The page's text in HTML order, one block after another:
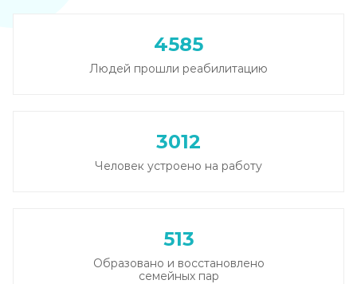
Чистка крови от алкоголя (плазмаферез)
Записаться
4585
Людей прошли реабилитацию
3012
Человек устроено на работу
513
Образовано и восстановлено
семейных пар